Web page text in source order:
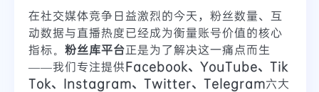
在社交媒体竞争日益激烈的今天，粉丝数量、互
动数据与直播热度已经成为衡量账号价值的核心
指标。 粉丝库平台正是为了解决这一痛点而生
——我们专注提供Facebook、YouTube、Tik
Tok、Instagram、Twitter、Telegram六大